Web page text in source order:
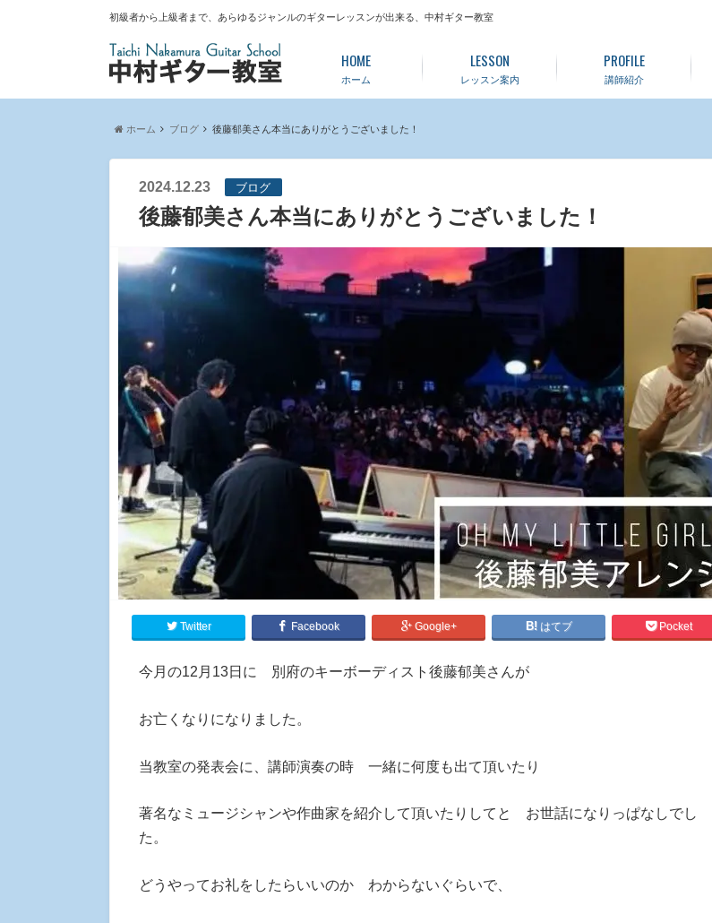
初級者から上級者まで、あらゆるジャンルのギターレッスンが出来る、中村ギター教室
ホーム
HOME
レッスン案内
LESSON
講師紹介
PROFILE
ホーム ブログ 後藤郁美さん本当にありがとうございました！
2024.12.23 ブログ
後藤郁美さん本当にありがとうございました！
Twitter Facebook Google+ はてブ Pocket
今月の12月13日に 別府のキーボーディスト後藤郁美さんが
お亡くなりになりました。
当教室の発表会に、講師演奏の時 一緒に何度も出て頂いたり
著名なミュージシャンや作曲家を紹介して頂いたりしてと お世話になりっぱなしでし
た。
どうやってお礼をしたらいいのか わからないぐらいで、